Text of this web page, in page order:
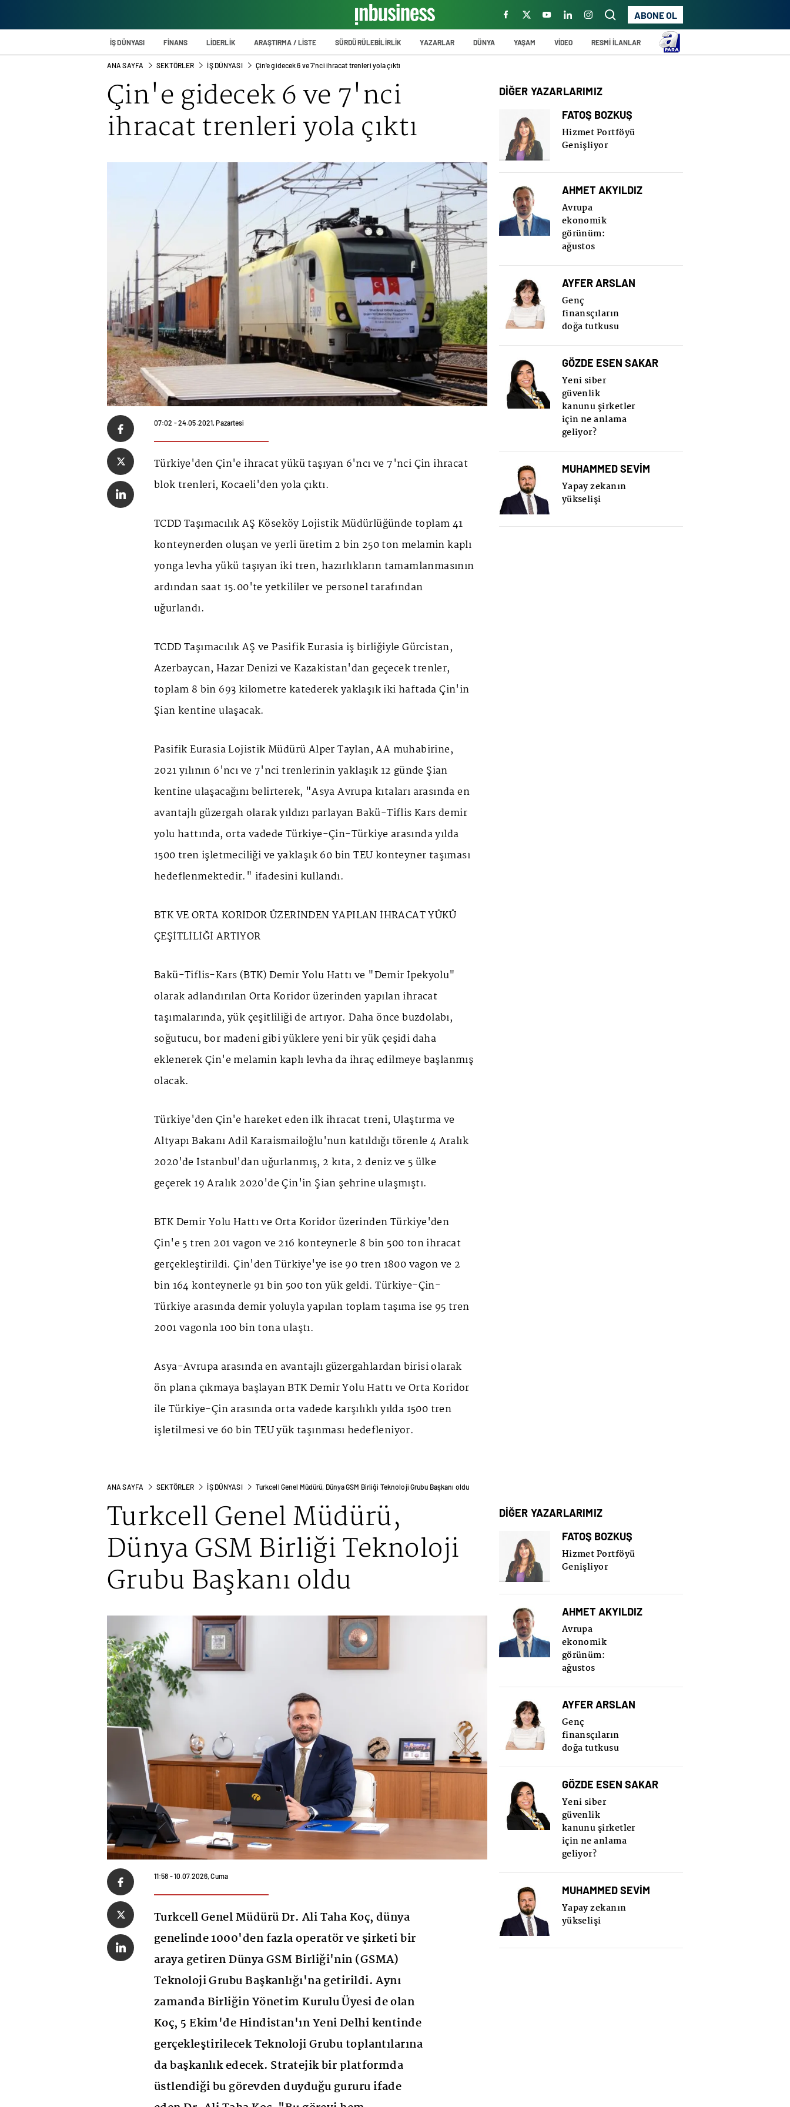
ABONE OL
İŞ DÜNYASI FİNANS LİDERLİK ARAŞTIRMA / LİSTE SÜRDÜRÜLEBİLİRLİK YAZARLAR DÜNYA YAŞAM VİDEO RESMİ İLANLAR
ANA SAYFA SEKTÖRLER İŞ DÜNYASI Çin'e gidecek 6 ve 7'nci ihracat trenleri yola çıktı
Çin'e gidecek 6 ve 7'nci
ihracat trenleri yola çıktı
07:02 - 24.05.2021, Pazartesi
Türkiye'den Çin'e ihracat yükü taşıyan 6'ncı ve 7'nci Çin ihracat
blok trenleri, Kocaeli'den yola çıktı.
TCDD Taşımacılık AŞ Köseköy Lojistik Müdürlüğünde toplam 41
konteynerden oluşan ve yerli üretim 2 bin 250 ton melamin kaplı
yonga levha yükü taşıyan iki tren, hazırlıkların tamamlanmasının
ardından saat 15.00'te yetkililer ve personel tarafından
uğurlandı.
TCDD Taşımacılık AŞ ve Pasifik Eurasia iş birliğiyle Gürcistan,
Azerbaycan, Hazar Denizi ve Kazakistan'dan geçecek trenler,
toplam 8 bin 693 kilometre katederek yaklaşık iki haftada Çin'in
Şian kentine ulaşacak.
Pasifik Eurasia Lojistik Müdürü Alper Taylan, AA muhabirine,
2021 yılının 6'ncı ve 7'nci trenlerinin yaklaşık 12 günde Şian
kentine ulaşacağını belirterek, "Asya Avrupa kıtaları arasında en
avantajlı güzergah olarak yıldızı parlayan Bakü-Tiflis Kars demir
yolu hattında, orta vadede Türkiye-Çin-Türkiye arasında yılda
1500 tren işletmeciliği ve yaklaşık 60 bin TEU konteyner taşıması
hedeflenmektedir." ifadesini kullandı.
BTK VE ORTA KORİDOR ÜZERİNDEN YAPILAN İHRACAT YÜKÜ
ÇEŞİTLİLİĞİ ARTIYOR
Bakü-Tiflis-Kars (BTK) Demir Yolu Hattı ve "Demir İpekyolu"
olarak adlandırılan Orta Koridor üzerinden yapılan ihracat
taşımalarında, yük çeşitliliği de artıyor. Daha önce buzdolabı,
soğutucu, bor madeni gibi yüklere yeni bir yük çeşidi daha
eklenerek Çin'e melamin kaplı levha da ihraç edilmeye başlanmış
olacak.
Türkiye'den Çin'e hareket eden ilk ihracat treni, Ulaştırma ve
Altyapı Bakanı Adil Karaismailoğlu'nun katıldığı törenle 4 Aralık
2020'de İstanbul'dan uğurlanmış, 2 kıta, 2 deniz ve 5 ülke
geçerek 19 Aralık 2020'de Çin'in Şian şehrine ulaşmıştı.
BTK Demir Yolu Hattı ve Orta Koridor üzerinden Türkiye'den
Çin'e 5 tren 201 vagon ve 216 konteynerle 8 bin 500 ton ihracat
gerçekleştirildi. Çin'den Türkiye'ye ise 90 tren 1800 vagon ve 2
bin 164 konteynerle 91 bin 500 ton yük geldi. Türkiye-Çin-
Türkiye arasında demir yoluyla yapılan toplam taşıma ise 95 tren
2001 vagonla 100 bin tona ulaştı.
Asya-Avrupa arasında en avantajlı güzergahlardan birisi olarak
ön plana çıkmaya başlayan BTK Demir Yolu Hattı ve Orta Koridor
ile Türkiye-Çin arasında orta vadede karşılıklı yılda 1500 tren
işletilmesi ve 60 bin TEU yük taşınması hedefleniyor.
DİĞER YAZARLARIMIZ
FATOŞ BOZKUŞ
Hizmet Portföyü
Genişliyor
AHMET AKYILDIZ
Avrupa
ekonomik
görünüm:
ağustos
AYFER ARSLAN
Genç
finansçıların
doğa tutkusu
GÖZDE ESEN SAKAR
Yeni siber
güvenlik
kanunu şirketler
için ne anlama
geliyor?
MUHAMMED SEVİM
Yapay zekanın
yükselişi
ANA SAYFA SEKTÖRLER İŞ DÜNYASI Turkcell Genel Müdürü, Dünya GSM Birliği Teknoloji Grubu Başkanı oldu
Turkcell Genel Müdürü,
Dünya GSM Birliği Teknoloji
Grubu Başkanı oldu
11:58 - 10.07.2026, Cuma
Turkcell Genel Müdürü Dr. Ali Taha Koç, dünya
genelinde 1000'den fazla operatör ve şirketi bir
araya getiren Dünya GSM Birliği'nin (GSMA)
Teknoloji Grubu Başkanlığı'na getirildi. Aynı
zamanda Birliğin Yönetim Kurulu Üyesi de olan
Koç, 5 Ekim'de Hindistan'ın Yeni Delhi kentinde
gerçekleştirilecek Teknoloji Grubu toplantılarına
da başkanlık edecek. Stratejik bir platformda
üstlendiği bu görevden duyduğu gururu ifade
DİĞER YAZARLARIMIZ
FATOŞ BOZKUŞ
Hizmet Portföyü
Genişliyor
AHMET AKYILDIZ
Avrupa
ekonomik
görünüm:
ağustos
AYFER ARSLAN
Genç
finansçıların
doğa tutkusu
GÖZDE ESEN SAKAR
Yeni siber
güvenlik
kanunu şirketler
için ne anlama
geliyor?
MUHAMMED SEVİM
Yapay zekanın
yükselişi